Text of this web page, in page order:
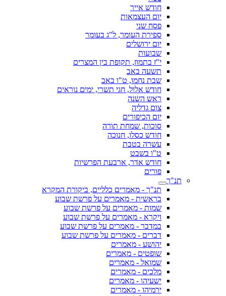
חודש אייר
יום העצמאות
פסח שני
ספירת העומר, ל"ג בעומר
יום ירושלים
שבועות
י"ז בתמוז, תקופת בין המצרים
תשעה באב
שבת נחמו, ט"ו באב
חודש אלול, חגי תשרי, ימים נוראים
ראש השנה
צום גדליה
יום הכיפורים
סוכות, שמחת תורה
חודש כסלו, חנוכה
עשרה בטבת
ט"ו בשבט
חודש אדר, ארבעת הפרשיות
פורים
תנ"ך
תנ"ך - מאמרים כלליים, ביקורת המקרא
בראשית - מאמרים על פרשת שבוע
שמות - מאמרים על פרשת שבוע
ויקרא - מאמרים על פרשת שבוע
במדבר - מאמרים על פרשת שבוע
דברים - מאמרים על פרשת שבוע
יהושע - מאמרים
שופטים - מאמרים
שמואל - מאמרים
מלכים - מאמרים
ישעיהו - מאמרים
ירמיהו - מאמרים